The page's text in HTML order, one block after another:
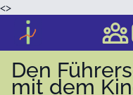
<>
Den
mit dem